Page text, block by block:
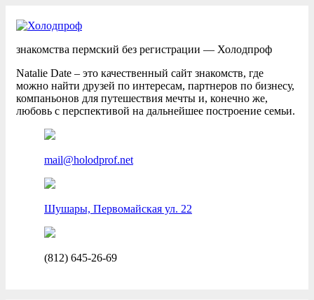
знакомства пермский без регистрации — Холодпроф
Natalie Date – это качественный сайт знакомств, где
можно найти друзей по интересам, партнеров по бизнесу,
компаньонов для путешествия мечты и, конечно же,
любовь с перспективой на дальнейшее построение семьи.
mail@holodprof.net
Шушары, Первомайская ул. 22
(812) 645-26-69